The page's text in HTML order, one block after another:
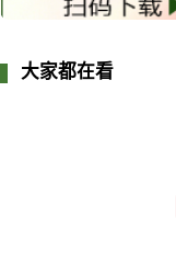
大家都在看